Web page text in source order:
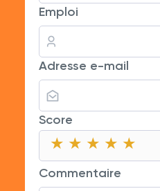
Emploi
Adresse e-mail
Score
★
★ ★
★ ★ ★
★ ★ ★ ★
★ ★ ★ ★ ★
Commentaire